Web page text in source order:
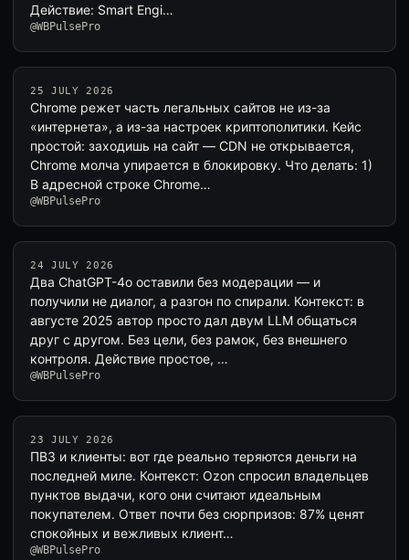
Действие: Smart Engi…
@WBPulsePro
25 JULY 2026
Chrome режет часть легальных сайтов не из-за
«интернета», а из-за настроек криптополитики. Кейс
простой: заходишь на сайт — CDN не открывается,
Chrome молча упирается в блокировку. Что делать: 1)
В адресной строке Chrome…
@WBPulsePro
24 JULY 2026
Два ChatGPT-4o оставили без модерации — и
получили не диалог, а разгон по спирали. Контекст: в
августе 2025 автор просто дал двум LLM общаться
друг с другом. Без цели, без рамок, без внешнего
контроля. Действие простое, …
@WBPulsePro
23 JULY 2026
ПВЗ и клиенты: вот где реально теряются деньги на
последней миле. Контекст: Ozon спросил владельцев
пунктов выдачи, кого они считают идеальным
покупателем. Ответ почти без сюрпризов: 87% ценят
спокойных и вежливых клиент…
@WBPulsePro